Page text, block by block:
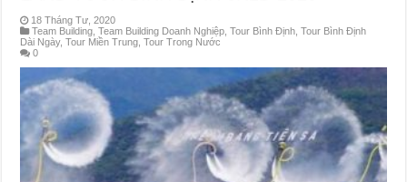
18 Tháng Tư, 2020
Team Building ,Team Building Doanh Nghiệp ,Tour Bình Định ,Tour Bình Định
Dài Ngày,Tour Miền Trung ,Tour Trong Nước
0